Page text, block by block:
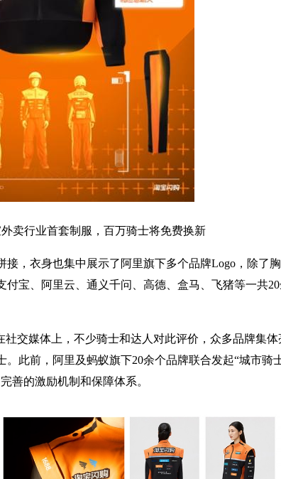
卖行业首套制服，百万骑士将免费换新
，衣身也集中展示了阿里旗下多个品牌Logo，除了
宝、阿里云、通义千问、高德、盒马、飞猪等一共
社交媒体上，不少骑士和达人对此评价，众多品牌集体
此前，阿里及蚂蚁旗下20余个品牌联合发起“城市骑
善的激励机制和保障体系。